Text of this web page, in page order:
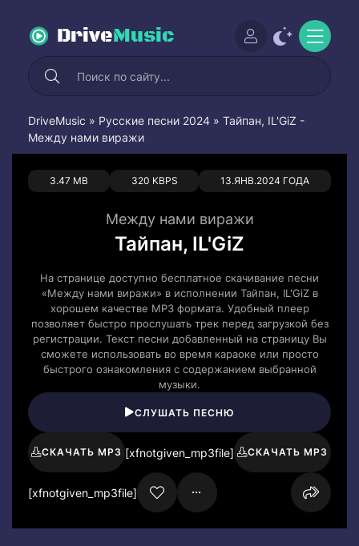
DriveMusic
DriveMusic » Русские песни 2024 » Тайпан, IL'GiZ -
Между нами виражи
3.47 MB 320 KBPS 13.ЯНВ.2024 ГОДА
0 0
Между нами виражи
Тайпан, IL'GiZ
На странице доступно бесплатное скачивание песни
«Между нами виражи» в исполнении Тайпан, IL'GiZ в
хорошем качестве MP3 формата. Удобный плеер
позволяет быстро прослушать трек перед загрузкой без
регистрации. Текст песни добавленный на страницу Вы
сможете использовать во время караоке или просто
быстрого ознакомления с содержанием выбранной
музыки.
СЛУШАТЬ ПЕСНЮ
СКАЧАТЬ MP3 [xfnotgiven_mp3file] СКАЧАТЬ MP3
[xfnotgiven_mp3file]